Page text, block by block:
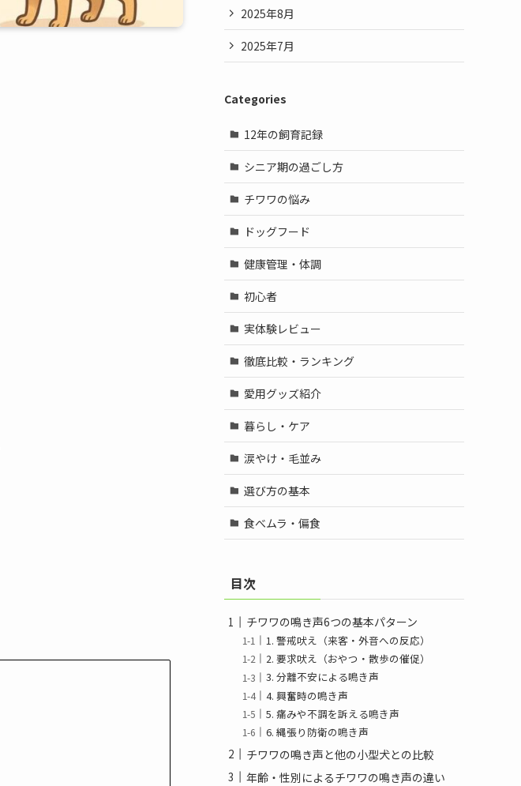
2025年8月
2025年7月
Categories
12年の飼育記録
シニア期の過ごし方
チワワの悩み
ドッグフード
健康管理・体調
初心者
実体験レビュー
徹底比較・ランキング
愛用グッズ紹介
暮らし・ケア
涙やけ・毛並み
選び方の基本
食べムラ・偏食
目次
チワワの鳴き声6つの基本パターン
1. 警戒吠え（来客・外音への反応）
2. 要求吠え（おやつ・散歩の催促）
3. 分離不安による鳴き声
4. 興奮時の鳴き声
5. 痛みや不調を訴える鳴き声
6. 縄張り防衛の鳴き声
チワワの鳴き声と他の小型犬との比較
年齢・性別によるチワワの鳴き声の違い